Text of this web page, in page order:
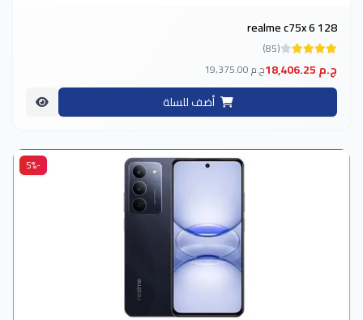
realme c75x 6 128
(85)
18,406.25 ج.م 19,375.00 ج.م
أضف للسلة
-5%